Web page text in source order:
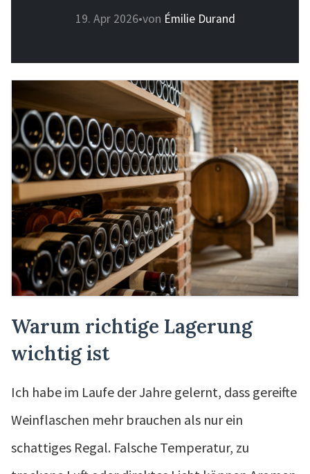
19. Apr 2026•von Émilie Durand
Warum richtige Lagerung
wichtig ist
Ich habe im Laufe der Jahre gelernt, dass gereifte
Weinflaschen mehr brauchen als nur ein
schattiges Regal. Falsche Temperatur, zu